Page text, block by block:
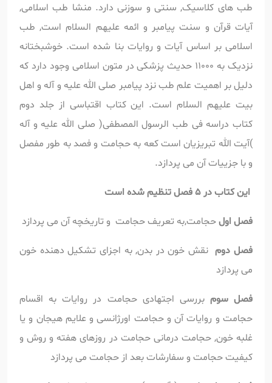
طب های کلاسیک, سنتی و سوزنی دارد. منشا طب اسلامی,
آیات قرآن و سنت پیامبر و ائمه علیهم السلام است, طب
اسلامی بر اساس آیات و روایات بنا شده است. خوشبختانه
نزدیک به 11000 حدیث پزشکی در متون اسلامی وجود دارد که
دلیل بر اهمیت علم طب نزد پیامبر صلی الله علیه و آله و اهل
بیت علیهم السلام است. این کتاب اقتباسی از جلد دوم
کتاب دراسه فی طب الرسول المصطفی( صلی الله علیه و آله
)آیت الله تبریزیان است کعه به حجامت و فصد به طور مفصل
و با جزییات آن می پردازد.
این کتاب در 5 فصل تنظیم شده است
فصل اولحجامت,به تعریف حجامت و تاریخچه آن می پردازد
فصل دومنقش خون در بدن, به اجزای تشکیل دهنده خون
می پردازد
فصل سوم بررسی اجتهادی حجامت در روایات به اقسام
حجامت و روایات آن و حجامت اورژانسی و علایم هیجان و یا
غلبه خون, حجامت درمانی حجامت در روزهای هفته و روش و
کیفیت حجامت و سفارشات بعد از حجامت می پردازد